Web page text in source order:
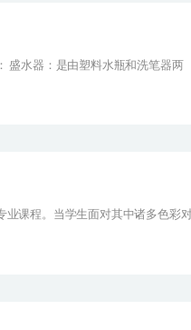
盛水器：是由塑料水瓶和洗笔器两
业课程。当学生面对其中诸多色彩